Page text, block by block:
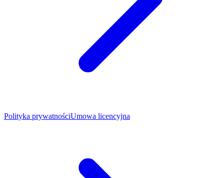
Polityka prywatnościUmowa licencyjna